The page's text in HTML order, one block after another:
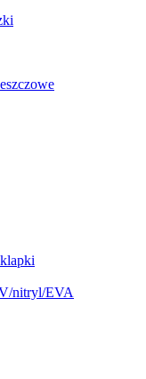
klapki
nitryl/EVA